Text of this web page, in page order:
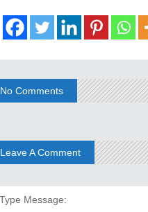
No Comments
Leave A Comment